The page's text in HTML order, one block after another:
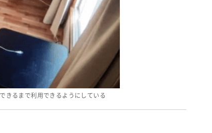
きるまで利用できるようにしている